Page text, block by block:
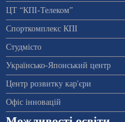
ЦТ “КПІ-Телеком”
Спорткомплекс КПІ
Студмісто
Українсько-Японський центр
Центр розвитку кар'єри
Офіс інновацій